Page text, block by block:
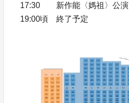
17:30 新作能〈媽祖〉公演
19:00頃 終了予定